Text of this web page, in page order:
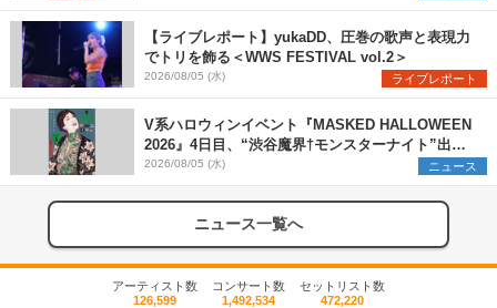
【ライブレポート】yukaDD、圧巻の歌声と表現力
でトリを飾る＜WWS FESTIVAL vol.2＞
2026/08/05 (水) ライブレポート
V系ハロウィンイベント『MASKED HALLOWEEN
2026』4日目、“渋谷魔界†モンスターナイト”出演6
組を発表
2026/08/05 (水) ニュース
ニュース一覧へ
アーティスト数
126,599
コンサート数
1,492,534
セットリスト数
472,220